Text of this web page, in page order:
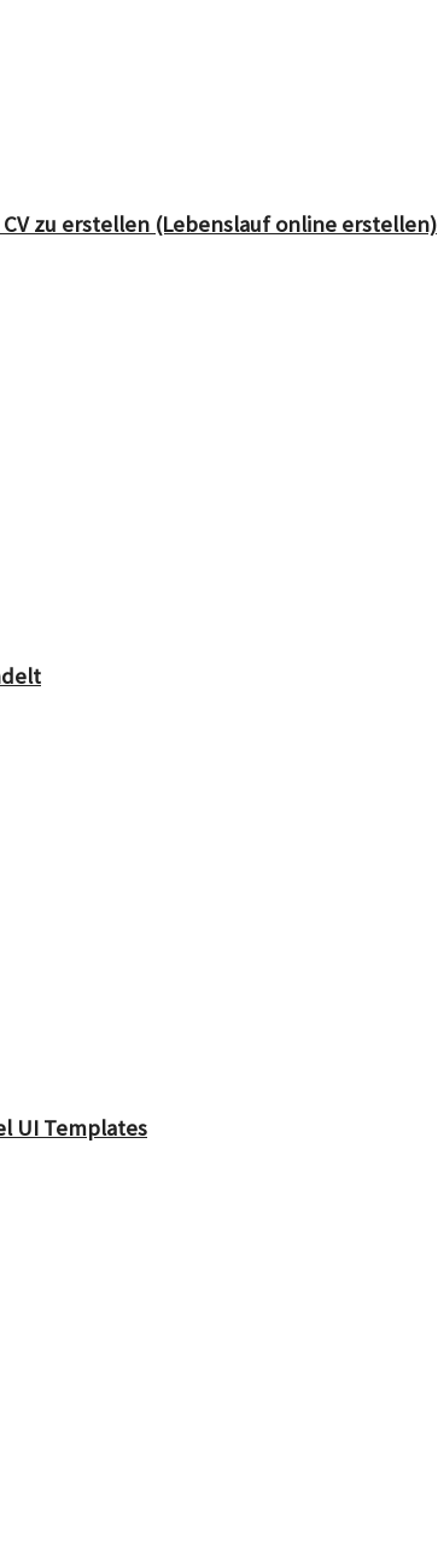
zu erstellen (Lebenslauf online erstellen)
UI Templates